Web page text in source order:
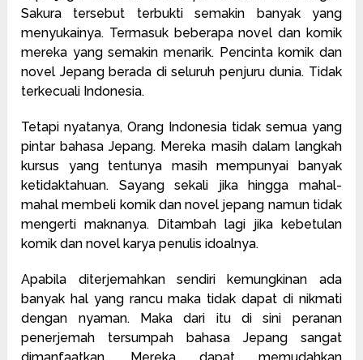
Sakura tersebut terbukti semakin banyak yang
menyukainya. Termasuk beberapa novel dan komik
mereka yang semakin menarik. Pencinta komik dan
novel Jepang berada di seluruh penjuru dunia. Tidak
terkecuali Indonesia.
Tetapi nyatanya, Orang Indonesia tidak semua yang
pintar bahasa Jepang. Mereka masih dalam langkah
kursus yang tentunya masih mempunyai banyak
ketidaktahuan. Sayang sekali jika hingga mahal-
mahal membeli komik dan novel jepang namun tidak
mengerti maknanya. Ditambah lagi jika kebetulan
komik dan novel karya penulis idoalnya.
Apabila diterjemahkan sendiri kemungkinan ada
banyak hal yang rancu maka tidak dapat di nikmati
dengan nyaman. Maka dari itu di sini peranan
penerjemah tersumpah bahasa Jepang sangat